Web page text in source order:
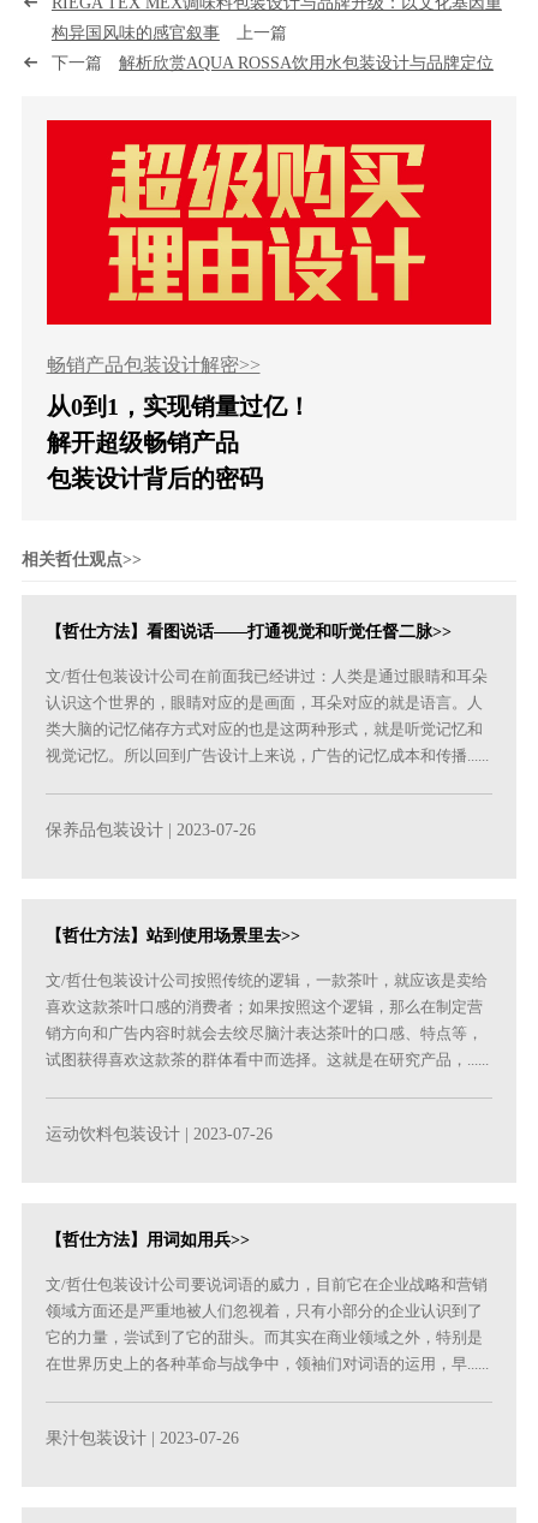
构异国风味的感官叙事上一篇
下一篇 解析欣赏AQUA ROSSA饮用水包装设计与品牌定位
畅销产品包装设计解密>>
从0到1，实现销量过亿！
解开超级畅销产品
包装设计背后的密码
相关哲仕观点>>
【哲仕方法】看图说话——打通视觉和听觉任督二脉>>
文/哲仕包装设计公司在前面我已经讲过：人类是通过眼睛和耳朵
认识这个世界的，眼睛对应的是画面，耳朵对应的就是语言。人
类大脑的记忆储存方式对应的也是这两种形式，就是听觉记忆和
视觉记忆。所以回到广告设计上来说，广告的记忆成本和传播......
保养品包装设计 | 2023-07-26
【哲仕方法】站到使用场景里去>>
文/哲仕包装设计公司按照传统的逻辑，一款茶叶，就应该是卖给
喜欢这款茶叶口感的消费者；如果按照这个逻辑，那么在制定营
销方向和广告内容时就会去绞尽脑汁表达茶叶的口感、特点等，
试图获得喜欢这款茶的群体看中而选择。这就是在研究产品，......
运动饮料包装设计 | 2023-07-26
【哲仕方法】用词如用兵>>
文/哲仕包装设计公司要说词语的威力，目前它在企业战略和营销
领域方面还是严重地被人们忽视着，只有小部分的企业认识到了
它的力量，尝试到了它的甜头。而其实在商业领域之外，特别是
在世界历史上的各种革命与战争中，领袖们对词语的运用，早......
果汁包装设计 | 2023-07-26